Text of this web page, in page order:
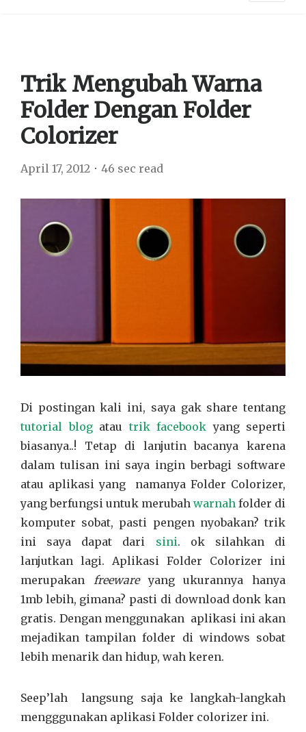
Trik Mengubah Warna
Folder Dengan Folder
Colorizer
April 17, 2012 46 sec read
Di postingan kali ini, saya gak share tentang
tutorial blogatau trik facebook yang seperti
biasanya..! Tetap di lanjutin bacanya karena
dalam tulisan ini saya ingin berbagi software
atau aplikasi yang namanya Folder Colorizer,
yang berfungsi untuk merubah warnah folder di
komputer sobat, pasti pengen nyobakan? trik
ini saya dapat dari sini. ok silahkan di
lanjutkan lagi. Aplikasi Folder Colorizer ini
merupakan
freewareyang ukurannya hanya
1mb lebih, gimana? pasti di download donk kan
gratis. Dengan menggunakan aplikasi ini akan
mejadikan tampilan folder di windows sobat
lebih menarik dan hidup, wah keren.
Seep’lah langsung saja ke langkah-langkah
mengggunakan aplikasi Folder colorizer ini.